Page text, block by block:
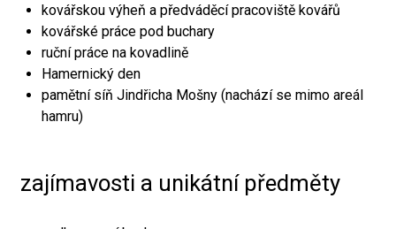
kovářskou výheň a předváděcí pracoviště kovářů
kovářské práce pod buchary
ruční práce na kovadlině
Hamernický den
pamětní síň Jindřicha Mošny (nachází se mimo areál
hamru)
zajímavosti a unikátní předměty